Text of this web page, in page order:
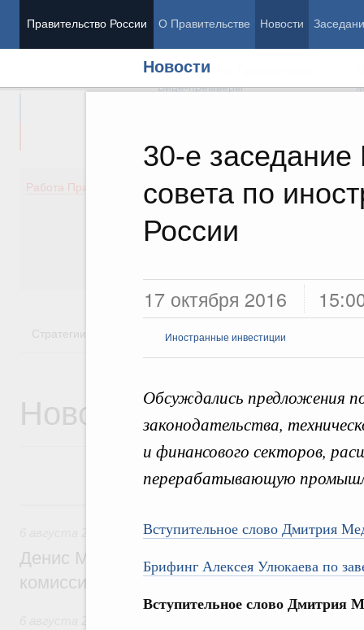
Правительство России О Правительстве Новости
Новости
30-е заседание
совета по
России
17 октября 2016
Иностранные инвестиции
Обсуждались предложения
законодательства,
и финансового секторов,
перерабатывающую
Вступительное слово Дмитрия
Брифинг Алексея Улюкаева по
Вступительное слово Дмитрия
Председатель Правительства
Вице-премьеры
Работа Правительства
Демография
Здоровье
Культура
Стратегии Государственные программы
Новости
Общие вопросы промышленной политики
Денис Мантуров провёл заседание
комиссии по промышленности